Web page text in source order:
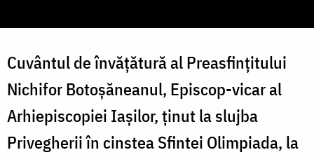
Cuvântul de învățătură al Preasfințitului
Nichifor Botoșăneanul, Episcop-vicar al
Arhiepiscopiei Iașilor, ținut la slujba
Privegherii în cinstea Sfintei Olimpiada, la